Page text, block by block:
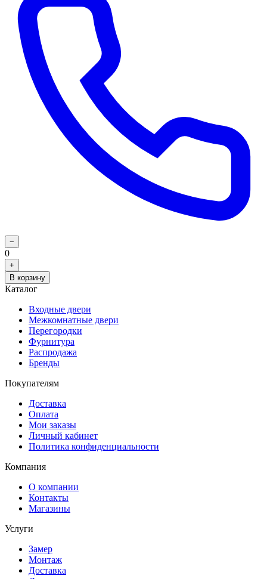
−
0
+
В корзину
Каталог
Входные двери
Межкомнатные двери
Перегородки
Фурнитура
Распродажа
Бренды
Покупателям
Доставка
Оплата
Мои заказы
Личный кабинет
Политика конфиденциальности
Компания
О компании
Контакты
Магазины
Услуги
Замер
Монтаж
Доставка